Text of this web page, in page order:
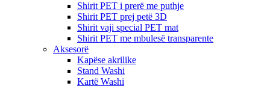
Shirit PET i prerë me puthje
Shirit PET prej petë 3D
Shirit vaji special PET mat
Shirit PET me mbulesë transparente
Aksesorë
Kapëse akrilike
Stand Washi
Kartë Washi